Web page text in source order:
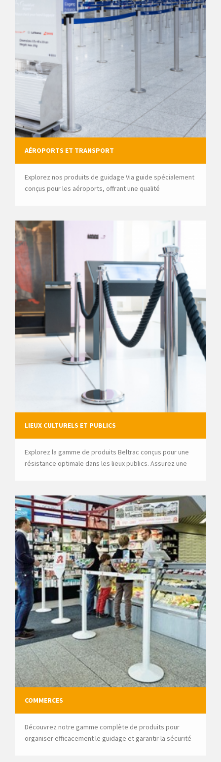
AÉROPORTS ET TRANSPORT
Explorez nos produits de guidage Via guide spécialement
conçus pour les aéroports, offrant une qualité
LIEUX CULTURELS ET PUBLICS
Explorez la gamme de produits Beltrac conçus pour une
résistance optimale dans les lieux publics. Assurez une
COMMERCES
Découvrez notre gamme complète de produits pour
organiser efficacement le guidage et garantir la sécurité